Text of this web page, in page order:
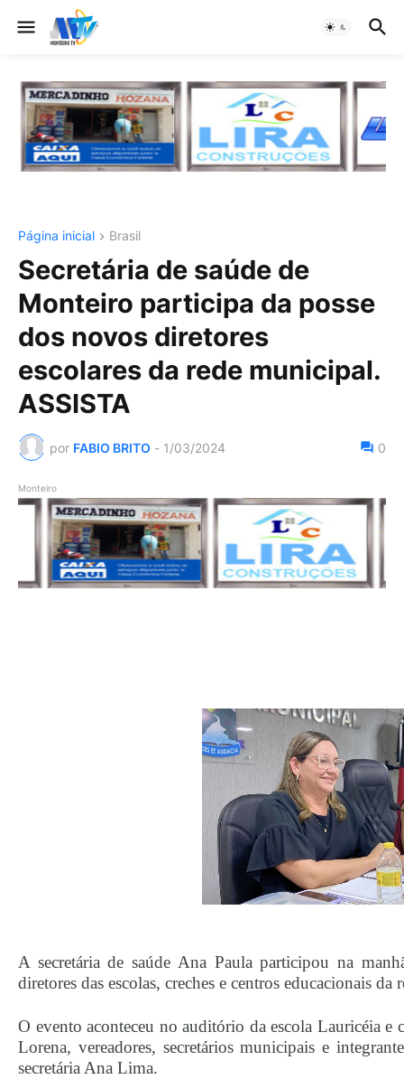
Página inicial Brasil
Secretária de saúde de
Monteiro participa da posse
dos novos diretores
escolares da rede municipal.
ASSISTA
por FABIO BRITO - 1/03/2024 0
Monteiro
A secretária de saúde Ana Paula participou na
diretores das escolas, creches e centros educacionais da
O evento aconteceu no auditório da escola Lauricéia e
Lorena, vereadores, secretários municipais e
secretária Ana Lima.